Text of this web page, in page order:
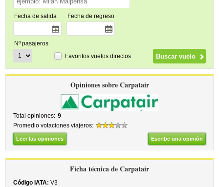
Fecha de salida Fecha de regreso
Nº pasajeros
Favoritos vuelos directos
Opiniones sobre Carpatair
Total opiniones: 9
Promedio votaciones viajeros:
Leer las opiniones Escribe una opinión
Ficha técnica de Carpatair
Código IATA: V3